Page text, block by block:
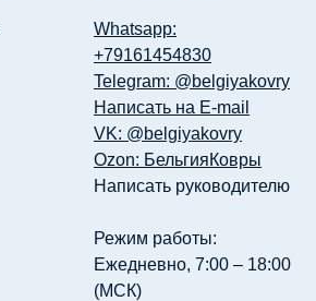
Whatsapp:
+79161454830
Telegram: @belgiyakovry
Написать на E-mail
VK: @belgiyakovry
Ozon: БельгияКовры
Написать руководителю
Режим работы:
Ежедневно, 7:00 – 18:00
(МСК)